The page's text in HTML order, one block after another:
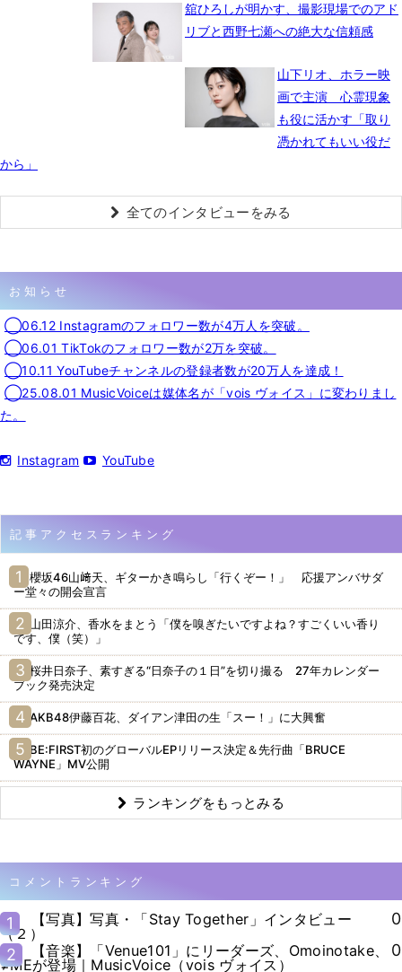
舘ひろしが明かす、撮影現場でのアド
リブと西野七瀬への絶大な信頼感
山下リオ、ホラー映
画で主演 心霊現象
も役に活かす「取り
憑かれてもいい役だ
から」
全てのインタビューをみる
お知らせ
◯06.12 Instagramのフォロワー数が4万人を突破。
◯06.01 TikTokのフォロワー数が2万を突破。
◯10.11 YouTubeチャンネルの登録者数が20万人を達成！
◯25.08.01 MusicVoiceは媒体名が「vois ヴォイス」に変わりまし
た。
Instagram YouTube
記事アクセスランキング
櫻坂46山﨑天、ギターかき鳴らし「行くぞー！」 応援アンバサダ
ー堂々の開会宣言
山田涼介、香水をまとう「僕を嗅ぎたいですよね？すごくいい香り
です、僕（笑）」
桜井日奈子、素すぎる“日奈子の１日”を切り撮る 27年カレンダー
ブック発売決定
AKB48伊藤百花、ダイアン津田の生「スー！」に大興奮
BE:FIRST初のグローバルEPリリース決定＆先行曲「BRUCE
WAYNE」MV公開
ランキングをもっとみる
コメントランキング
1
【写真】写真・「Stay Together」インタビュー
（２）
0
2
【音楽】「Venue101」にリーダーズ、Omoinotake、
≠MEが登場｜MusicVoice（vois ヴォイス）
0